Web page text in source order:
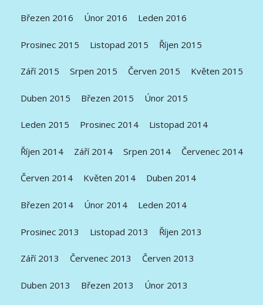
Březen 2016 Únor 2016 Leden 2016
Prosinec 2015 Listopad 2015 Říjen 2015
Září 2015 Srpen 2015 Červen 2015 Květen 2015
Duben 2015 Březen 2015 Únor 2015
Leden 2015 Prosinec 2014 Listopad 2014
Říjen 2014 Září 2014 Srpen 2014 Červenec 2014
Červen 2014 Květen 2014 Duben 2014
Březen 2014 Únor 2014 Leden 2014
Prosinec 2013 Listopad 2013 Říjen 2013
Září 2013 Červenec 2013 Červen 2013
Duben 2013 Březen 2013 Únor 2013